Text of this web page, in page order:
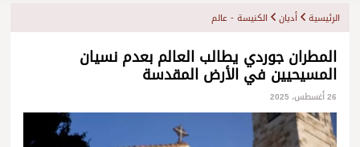
الرئيسية أديان الكنيسة - عالم
المطران جوردي يطالب العالم بعدم نسيان
المسيحيين في الأرض المقدسة
26 أغسطس، 2025